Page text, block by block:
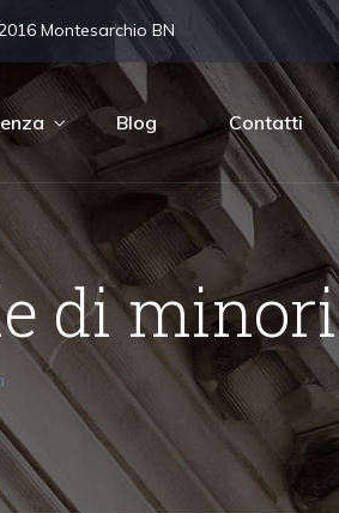
Montesarchio BN
Blog Contatti
di minori